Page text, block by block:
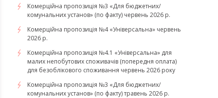
Комерційна пропозиція №3 «Для бюджетних/
комунальних установ» (по факту) червень 2026 р.
Комерційна пропозиція №4 «Універсальна» червень
2026 р.
Комерційна пропозиція №4.1 «Універсальна» для
малих непобутових споживачів (попередня оплата)
для безоблікового споживання червень 2026 року
Комерційна пропозиція №3 «Для бюджетних/
комунальних установ» (по факту) травень 2026 р.